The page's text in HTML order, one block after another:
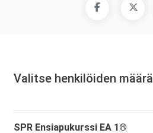
Valitse henkilöiden määrä
SPR Ensiapukurssi EA 1®